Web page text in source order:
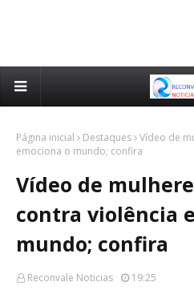
Página inicial Destaques Vídeo de
emociona o mundo; confira
Vídeo de
contra violência
mundo; confira
Reconvale Noticias 19:25